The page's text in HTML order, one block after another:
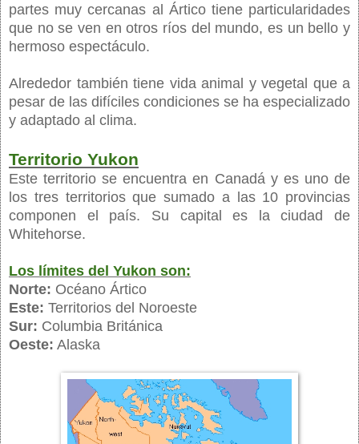
partes muy cercanas al Ártico tiene particularidades
que no se ven en otros ríos del mundo, es un bello y
hermoso espectáculo.
Alrededor también tiene vida animal y vegetal que a
pesar de las difíciles condiciones se ha especializado
y adaptado al clima.
Territorio Yukon
Este territorio se encuentra en Canadá y es uno de
los tres territorios que sumado a las 10 provincias
componen el país. Su capital es la ciudad de
Whitehorse.
Los límites del Yukon son:
Norte: Océano Ártico
Este: Territorios del Noroeste
Sur: Columbia Británica
Oeste: Alaska